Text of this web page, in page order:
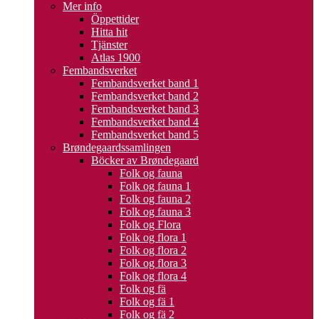
Mer info
Öppettider
Hitta hit
Tjänster
Atlas 1900
Fembandsverket
Fembandsverket band 1
Fembandsverket band 2
Fembandsverket band 3
Fembandsverket band 4
Fembandsverket band 5
Brøndegaardssamlingen
Böcker av Brøndegaard
Folk og fauna
Folk og fauna 1
Folk og fauna 2
Folk og fauna 3
Folk og Flora
Folk og flora 1
Folk og flora 2
Folk og flora 3
Folk og flora 4
Folk og fä
Folk og fä 1
Folk og fä 2